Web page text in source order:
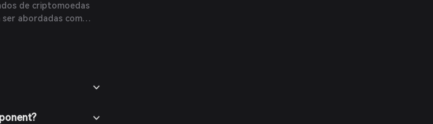
de criptomoedas
abordadas com